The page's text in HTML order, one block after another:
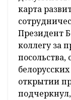
карта
Президент
коллегу за
посольства,
открытии